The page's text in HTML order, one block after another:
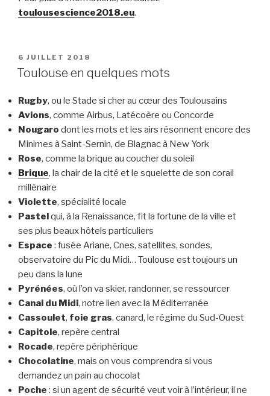
toulousescience2018.eu.
PUBLIÉ
LE
6 JUILLET 2018
Toulouse en quelques mots
Rugby, ou le Stade si cher au cœur des Toulousains
Avions, comme Airbus, Latécoère ou Concorde
Nougaro dont les mots et les airs résonnent encore des
Minimes à Saint-Sernin, de Blagnac à New York
Rose, comme la brique au coucher du soleil
Brique, la chair de la cité et le squelette de son corail
millénaire
Violette, spécialité locale
Pastelqui, à la Renaissance, fit la fortune de la ville et
ses plus beaux hôtels particuliers
Espace : fusée Ariane, Cnes, satellites, sondes,
observatoire du Pic du Midi… Toulouse est toujours un
peu dans la lune
Pyrénées, où l’on va skier, randonner, se ressourcer
Canal du Midi, notre lien avec la Méditerranée
Cassoulet, foie gras, canard, le régime du Sud-Ouest
Capitole, repère central
Rocade, repère périphérique
Chocolatine, mais on vous comprendra si vous
demandez un pain au chocolat
Poche : si un agent de sécurité veut voir à l’intérieur, il ne